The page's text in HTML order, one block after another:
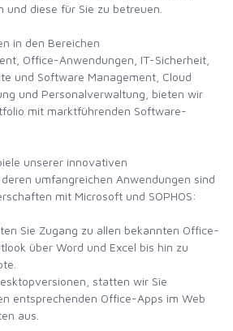
und diese für Sie zu betreuen.
in den Bereichen
Office-Anwendungen, IT-Sicherheit,
und Software Management, Cloud
und Personalverwaltung, bieten wir
mit marktführenden Software-
unserer innovativen
umfangreichen Anwendungen sind
mit Microsoft und SOPHOS:
Sie Zugang zu allen bekannten Office-
über Word und Excel bis hin zu
statten wir Sie
entsprechenden Office-Apps im Web
aus.